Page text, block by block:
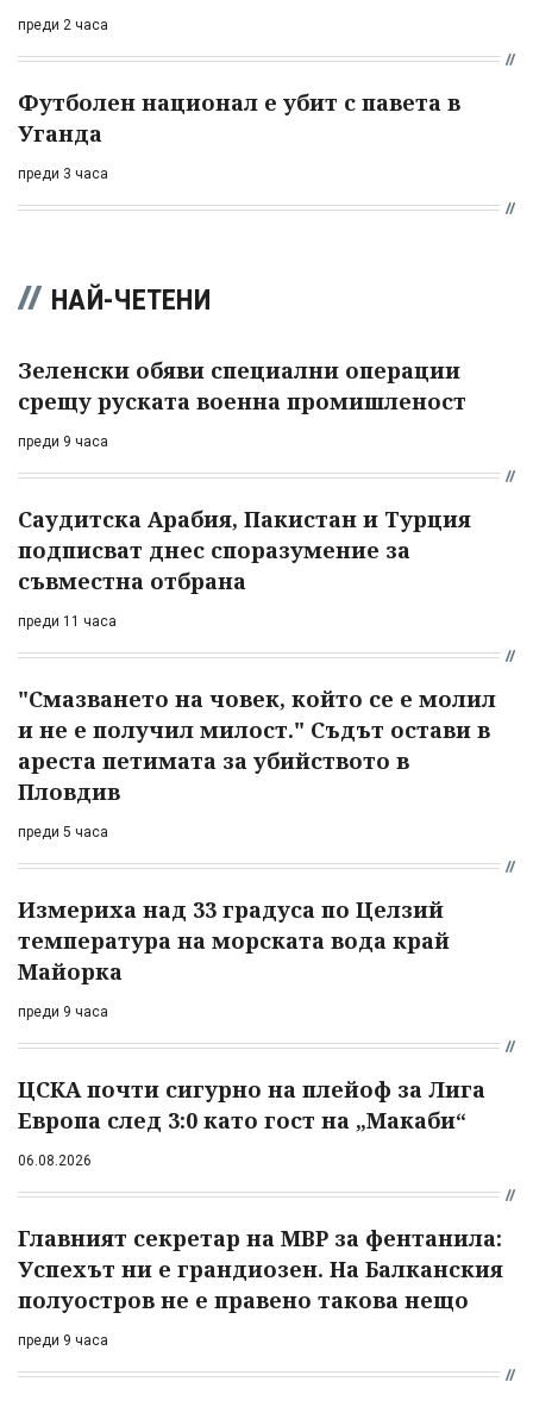
преди 2 часа
Футболен национал е убит с павета в
Уганда
преди 3 часа
НАЙ-ЧЕТЕНИ
Зеленски обяви специални операции
срещу руската военна промишленост
преди 9 часа
Саудитска Арабия, Пакистан и Турция
подписват днес споразумение за
съвместна отбрана
преди 11 часа
"Смазването на човек, който се е молил
и не е получил милост." Съдът остави в
ареста петимата за убийството в
Пловдив
преди 5 часа
Измериха над 33 градуса по Целзий
температура на морската вода край
Майорка
преди 9 часа
ЦСКА почти сигурно на плейоф за Лига
Европа след 3:0 като гост на „Макаби“
06.08.2026
Главният секретар на МВР за фентанила:
Успехът ни е грандиозен. На Балканския
полуостров не е правено такова нещо
преди 9 часа